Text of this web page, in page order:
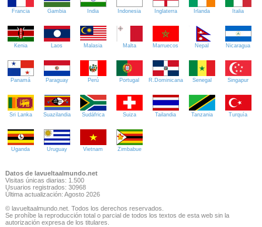
Francia Gambia India Indonesia Inglaterra Irlanda Italia
Kenia Laos Malasia Malta Marruecos Nepal Nicaragua
Panamá Paraguay Perú Portugal R.Dominicana Senegal Singapur
Sri Lanka Suazilandia Sudáfrica Suiza Tailandia Tanzania Turquía
Uganda Uruguay Vietnam Zimbabue
Datos de lavueltaalmundo.net
Visitas únicas diarias: 1.500
Usuarios registrados: 30968
Última actualización: Agosto 2026
© lavueltaalmundo.net. Todos los derechos reservados.
Se prohíbe la reproducción total o parcial de todos los textos de esta web sin la
autorización expresa de los titulares.